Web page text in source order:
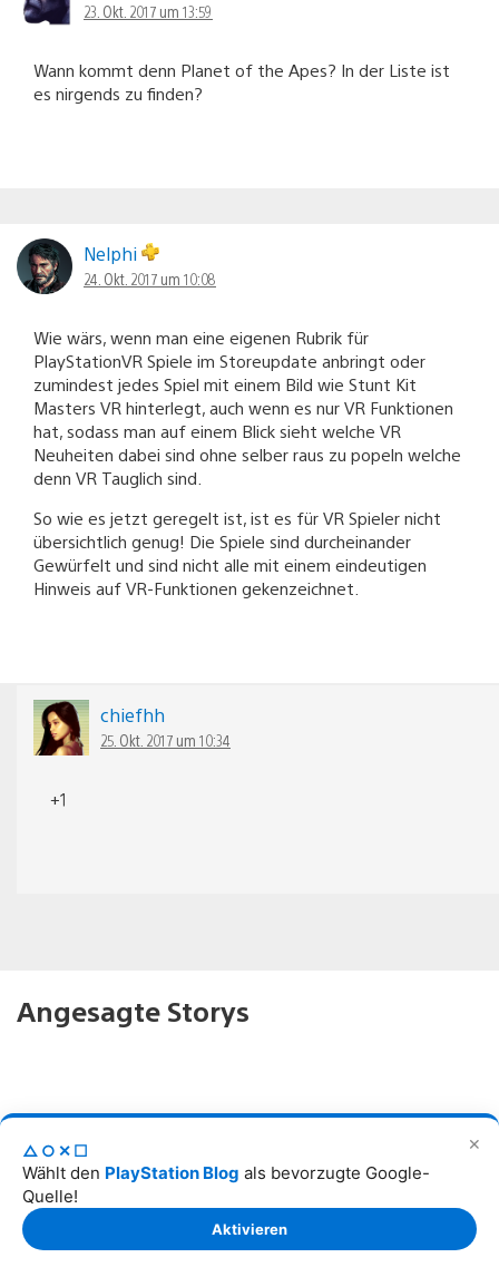
✕
△○✕☐
Wählt den PlayStation Blog als bevorzugte Google-
Quelle!
Aktivieren
23. Okt. 2017 um 13:59
Wann kommt denn Planet of the Apes? In der Liste ist
es nirgends zu finden?
Nelphi
24. Okt. 2017 um 10:08
Wie wärs, wenn man eine eigenen Rubrik für
PlayStationVR Spiele im Storeupdate anbringt oder
zumindest jedes Spiel mit einem Bild wie Stunt Kit
Masters VR hinterlegt, auch wenn es nur VR Funktionen
hat, sodass man auf einem Blick sieht welche VR
Neuheiten dabei sind ohne selber raus zu popeln welche
denn VR Tauglich sind.
So wie es jetzt geregelt ist, ist es für VR Spieler nicht
übersichtlich genug! Die Spiele sind durcheinander
Gewürfelt und sind nicht alle mit einem eindeutigen
Hinweis auf VR-Funktionen gekenzeichnet.
chiefhh
25. Okt. 2017 um 10:34
+1
Angesagte Storys
Tom Clancy’s Ghost Recon Wildlands: Last Rites – alles über das große